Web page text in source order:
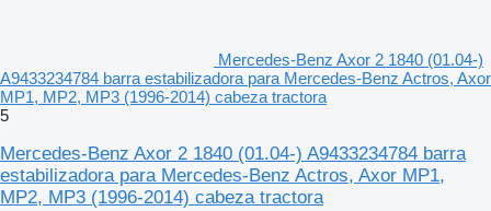
Mercedes-Benz Axor 2 1840 (01.04-)
A9433234784 barra estabilizadora para Mercedes-Benz Actros, Axor
MP1, MP2, MP3 (1996-2014) cabeza tractora
5
Mercedes-Benz Axor 2 1840 (01.04-) A9433234784 barra
estabilizadora para Mercedes-Benz Actros, Axor MP1,
MP2, MP3 (1996-2014) cabeza tractora